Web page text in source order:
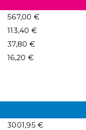
567,00 €
113,40 €
37,80 €
16,20 €
3001,95 €